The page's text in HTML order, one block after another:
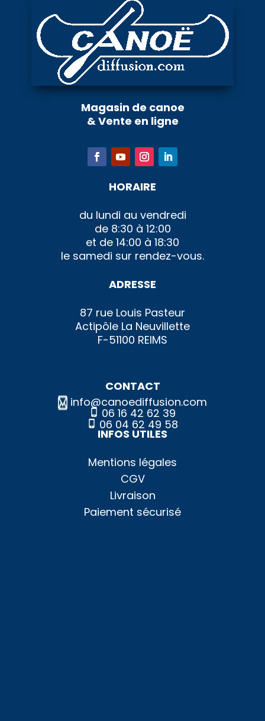
Magasin de canoe
& Vente en ligne
HORAIRE
du lundi au vendredi
de 8:30 à 12:00
et de 14:00 à 18:30
le samedi sur rendez-vous.
ADRESSE
87 rue Louis Pasteur
Actipôle La Neuvillette
F-51100 REIMS
CONTACT
06 16 42 62 39
06 04 62 49 58
info@canoediffusion.com
INFOS UTILES
Mentions légales
CGV
Livraison
Paiement sécurisé